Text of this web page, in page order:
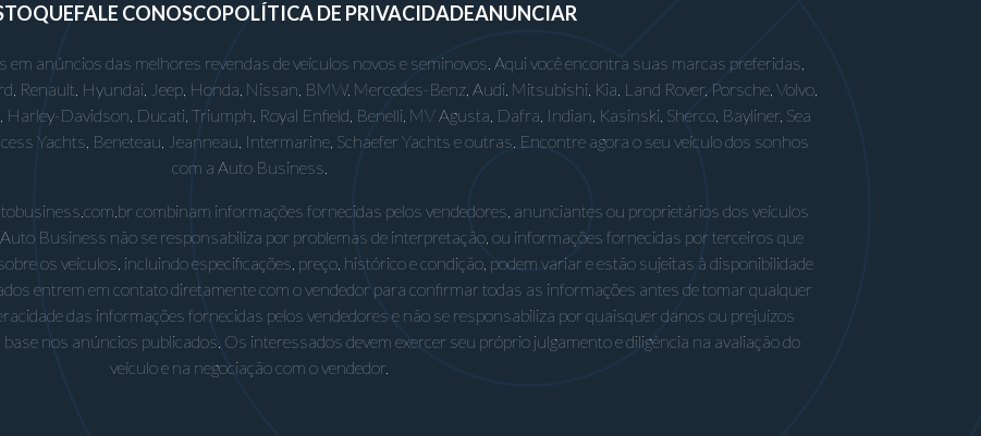
FALE CONOSCOPOLÍTICA DE PRIVACIDADEANUNCIAR
anúncios das melhores revendas de veículos novos e seminovos. Aqui você encontra suas marcas preferidas,
Renault, Hyundai, Jeep, Honda, Nissan, BMW, Mercedes-Benz, Audi, Mitsubishi, Kia, Land Rover, Porsche, Volvo,
Harley-Davidson, Ducati, Triumph, Royal Enfield, Benelli, MV Agusta, Dafra, Indian, Kasinski, Sherco, Bayliner, Sea
Yachts, Beneteau, Jeanneau, Intermarine, Schaefer Yachts e outras. Encontre agora o seu veículo dos sonhos
com a Auto Business.
combinam informações fornecidas pelos vendedores, anunciantes ou proprietários dos veículos
Business não se responsabiliza por problemas de interpretação, ou informações fornecidas por terceiros que
os veículos, incluindo especificações, preço, histórico e condição, podem variar e estão sujeitas à disponibilidade
entrem em contato diretamente com o vendedor para confirmar todas as informações antes de tomar qualquer
das informações fornecidas pelos vendedores e não se responsabiliza por quaisquer danos ou prejuízos
nos anúncios publicados. Os interessados devem exercer seu próprio julgamento e diligência na avaliação do
veículo e na negociação com o vendedor.